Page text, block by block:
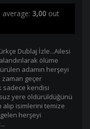
3,00out
Dublaj İzle...Ailesi
ölüme
adamın herşeyi
zaman geçer
sadece kendisi
yere öldürüldüğünü
isimlerini temize
herşeyi